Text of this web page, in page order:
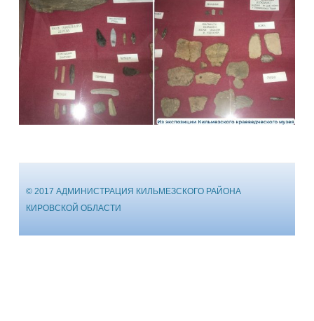
© 2017 АДМИНИСТРАЦИЯ КИЛЬМЕЗСКОГО РАЙОНА
КИРОВСКОЙ ОБЛАСТИ